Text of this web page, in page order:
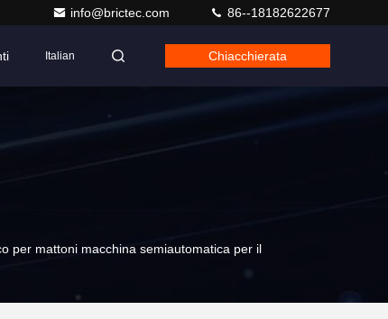
info@brictec.com 86--18182622677
Italian Chiacchierata
per mattoni macchina semiautomatica per il